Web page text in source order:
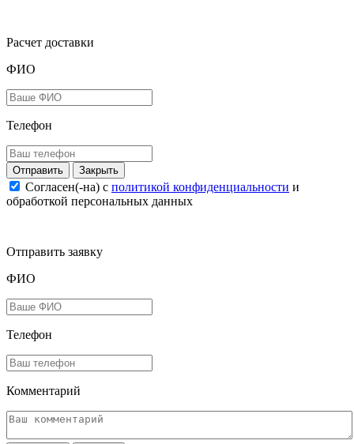
Расчет доставки
ФИО
Телефон
Закрыть
Согласен(-на) c политикой конфиденциальности и
обработкой персональных данных
Отправить заявку
ФИО
Телефон
Комментарий